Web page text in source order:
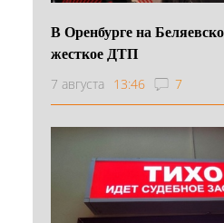
В Оренбурге на
жесткое ДТП
7 августа 13:46 7